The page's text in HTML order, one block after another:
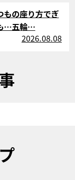
もの座り方でぎ
…五輪…
2026.08.08